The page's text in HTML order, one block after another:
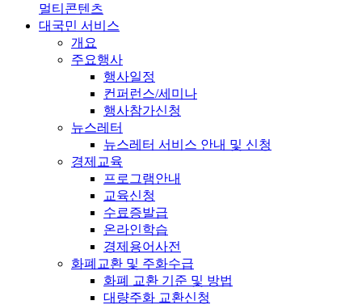
멀티콘텐츠
대국민 서비스
개요
주요행사
행사일정
컨퍼런스/세미나
행사참가신청
뉴스레터
뉴스레터 서비스 안내 및 신청
경제교육
프로그램안내
교육신청
수료증발급
온라인학습
경제용어사전
화폐교환 및 주화수급
화폐 교환 기준 및 방법
대량주화 교환신청